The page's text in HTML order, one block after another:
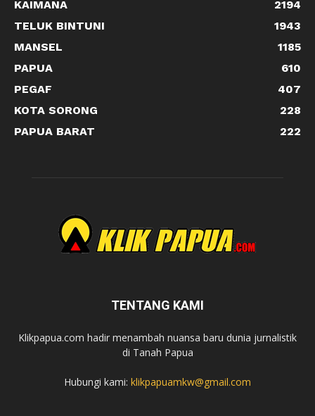
KAIMANA
2194
TELUK BINTUNI
1943
MANSEL
1185
PAPUA
610
PEGAF
407
KOTA SORONG
228
PAPUA BARAT
222
TENTANG KAMI
Klikpapua.com hadir menambah nuansa baru dunia jurnalistik
di Tanah Papua
Hubungi kami: klikpapuamkw@gmail.com